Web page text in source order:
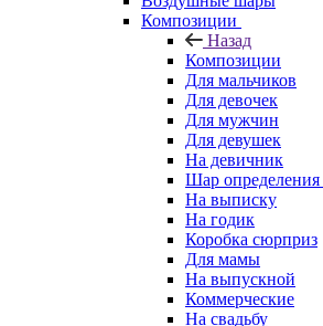
Композиции
Назад
Композиции
Для мальчиков
Для девочек
Для мужчин
Для девушек
На девичник
Шар определения
На выписку
На годик
Коробка сюрприз
Для мамы
На выпускной
Коммерческие
На свадьбу